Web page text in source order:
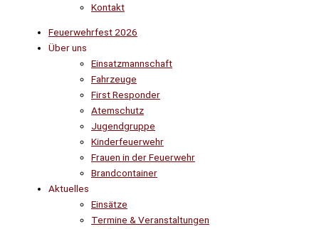
Kontakt
Feuerwehrfest 2026
Über uns
Einsatzmannschaft
Fahrzeuge
First Responder
Atemschutz
Jugendgruppe
Kinderfeuerwehr
Frauen in der Feuerwehr
Brandcontainer
Aktuelles
Einsätze
Termine & Veranstaltungen